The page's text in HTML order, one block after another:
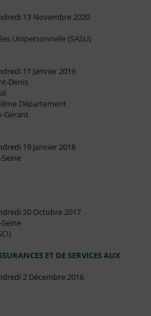
13 Novembre 2020
Unipersonnelle (SASU)
11 Janvier 2019
Denis
Département
Gérant
19 Janvier 2018
20 Octobre 2017
ET DE SERVICES AUX
2 Décembre 2016